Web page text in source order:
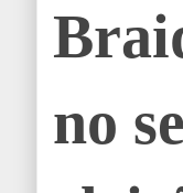
no